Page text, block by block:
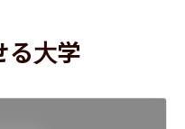
る大学